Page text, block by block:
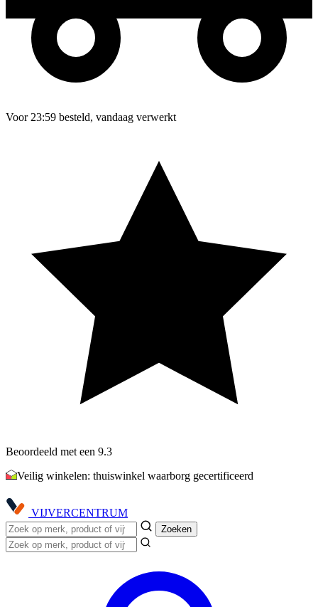
Voor 23:59 besteld, vandaag verwerkt
Beoordeeld met een 9.3
Veilig winkelen: thuiswinkel waarborg gecertificeerd
VIJVERCENTRUM
Zoeken